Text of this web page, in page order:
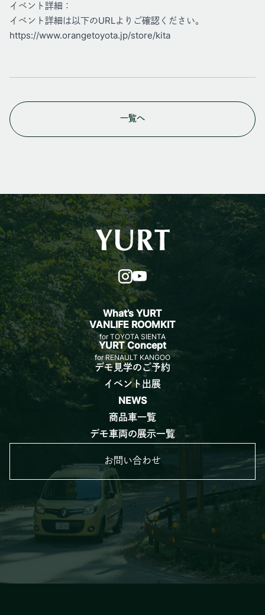
イベント詳細：
イベント詳細は以下のURLよりご確認ください。
https://www.orangetoyota.jp/store/kita
一覧へ
What’s YURT
VANLIFE ROOMKIT
for TOYOTA SIENTA
YURT Concept
for RENAULT KANGOO
デモ見学のご予約
イベント出展
NEWS
商品車一覧
デモ車両の展示一覧
お問い合わせ